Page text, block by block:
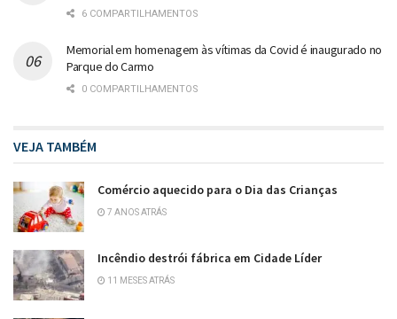
6 COMPARTILHAMENTOS
Memorial em homenagem às vítimas da Covid é inaugurado no
Parque do Carmo
0 COMPARTILHAMENTOS
VEJA TAMBÉM
Comércio aquecido para o Dia das Crianças
7 ANOS ATRÁS
Incêndio destrói fábrica em Cidade Líder
11 MESES ATRÁS